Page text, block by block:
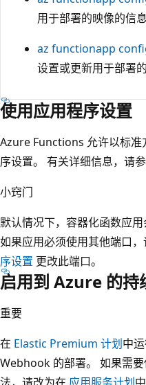
用于部署的映像的信息
az functionapp
设置或更新用于部署
使用应用程序设置
Azure Functions 允许以标准
序设置。 有关详细信息，请
小窍门
默认情况下，容器化函数应用
如果应用必须使用其他端口，
序设置 更改此端口。
启用到 Azure 的持
重要
在 Elastic Premium 计划中
Webhook 的部署。 如果需